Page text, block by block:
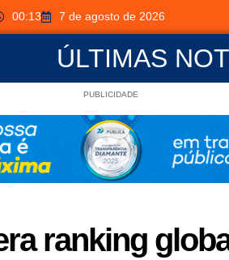
00:13 7 de agosto de 2026
ÚLTIMAS
PUBLICIDADE
ranking